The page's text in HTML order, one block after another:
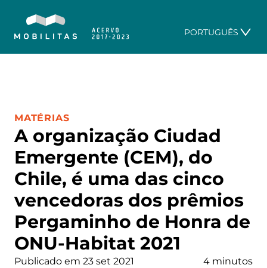
PORTUGUÊS
A organização Ciudad
Emergente (CEM), do
Chile, é uma das cinco
vencedoras dos prêmios
Pergaminho de Honra de
ONU-Habitat 2021
CATEGORIA:
MATÉRIAS
Publicado em 23 set 2021 4 minutos